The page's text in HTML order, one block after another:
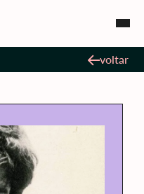
voltar